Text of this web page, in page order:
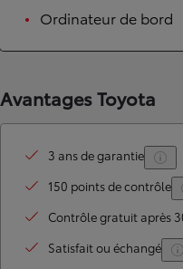
Ordinateur de bord
Avantages Toyota
3 ans de garantie
150 points de contrôle
Contrôle gratuit après
Satisfait ou échangé